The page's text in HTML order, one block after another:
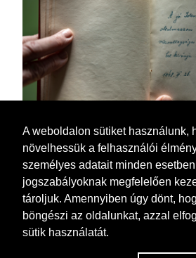
A weboldalon sütiket használunk,
növelhessük a felhasználói
személyes adatait minden
jogszabályoknak megfelelően
tároljuk. Amennyiben úgy dönt,
böngészi az oldalunkat, azzal
sütik használatát.